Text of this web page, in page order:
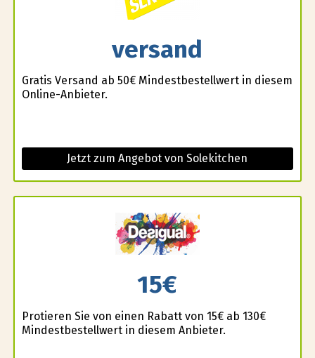
versand
Gratis Versand ab 50€ Mindestbestellwert in diesem
Online-Anbieter.
Jetzt zum Angebot von Solekitchen
15€
Profitieren Sie von einen Rabatt von 15€ ab 130€
Mindestbestellwert in diesem Anbieter.